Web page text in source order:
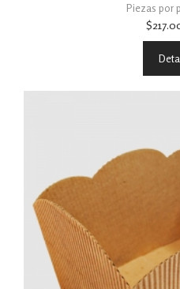
Piezas por
$